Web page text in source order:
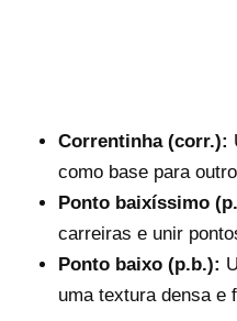
Correntinha (corr.):
como base para
Ponto baixíssimo
carreiras e unir
Ponto baixo (p.b.):
uma textura densa e